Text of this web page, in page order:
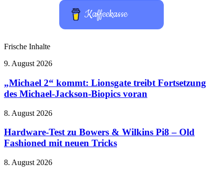
Kaffeekasse
Frische Inhalte
„Michael
kommt:
Lionsgate
treibt
des
Jackson-
Biopics
9. August 2026
„Michael 2“ kommt: Lionsgate treibt Fortsetzung
des Michael-Jackson-Biopics voran
Hardware-
zu
Bowers
&
Pi8
8. August 2026
Hardware-Test zu Bowers & Wilkins Pi8 – Old
Fashioned mit neuen Tricks
Disney
8. August 2026